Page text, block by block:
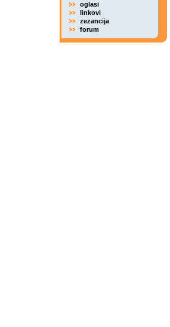
oglasi
linkovi
zezancija
forum